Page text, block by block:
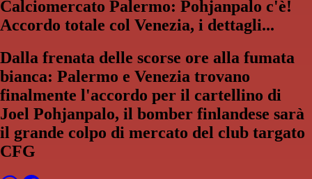
Calciomercato Palermo: Pohjanpalo c'è!
Accordo totale col Venezia, i dettagli...
Dalla frenata delle scorse ore alla fumata
bianca: Palermo e Venezia trovano
finalmente l'accordo per il cartellino di
Joel Pohjanpalo, il bomber finlandese sarà
il grande colpo di mercato del club targato
CFG